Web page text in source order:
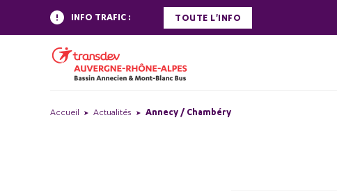
INFO TRAFIC : TOUTE L'INFO
Accueil Actualités Annecy / Chambéry